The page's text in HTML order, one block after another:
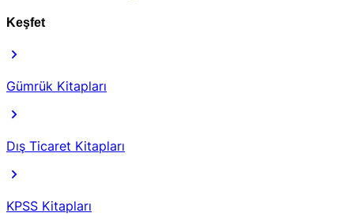
Keşfet
Gümrük Kitapları
Dış Ticaret Kitapları
KPSS Kitapları